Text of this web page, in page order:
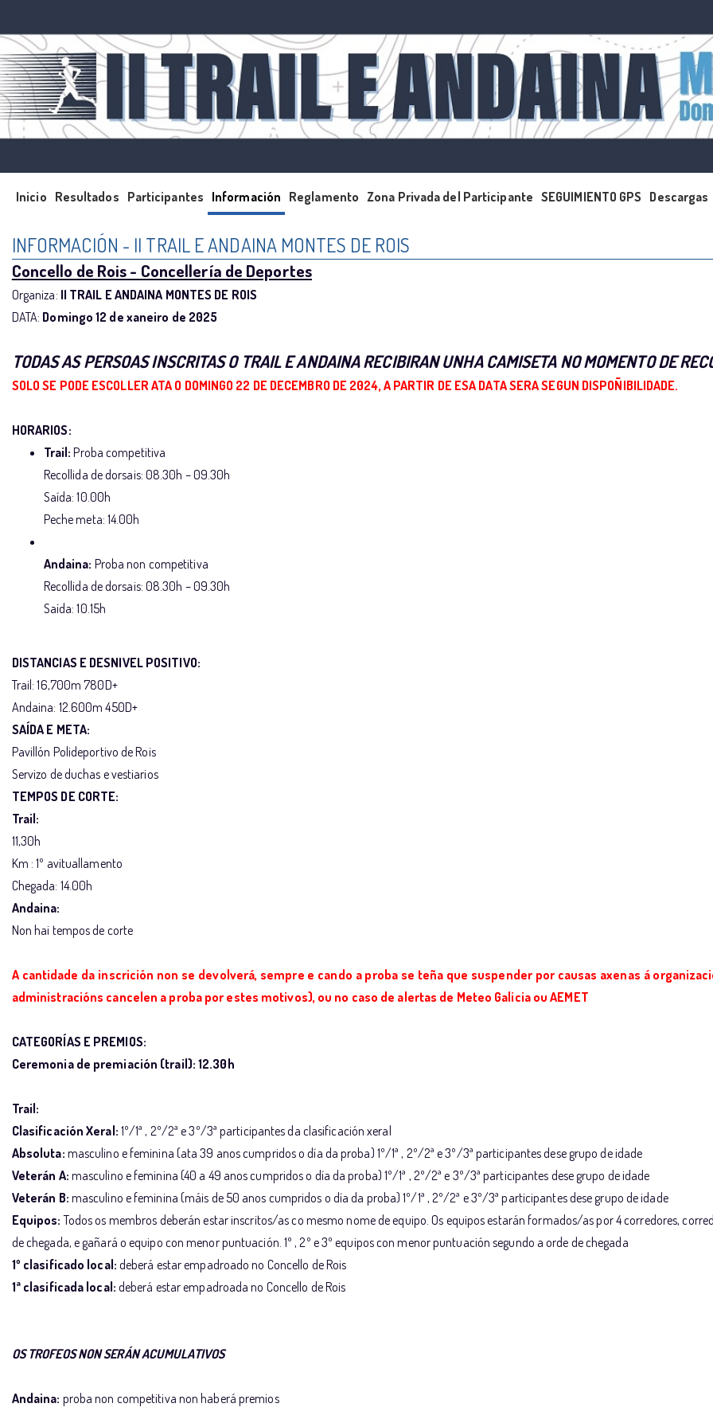
Inicio Resultados Participantes Información Reglamento Zona Privada del Participante SEGUIMIENTO GPS Descargas
INFORMACIÓN - II TRAIL E ANDAINA MONTES DE ROIS
Concello de Rois - Concellería de Deportes
Organiza: II TRAIL E ANDAINA MONTES DE ROIS
DATA: Domingo 12 de xaneiro de 2025
TODAS AS PERSOAS INSCRITAS O TRAIL E ANDAINA RECIBIRAN UNHA CAMISETA NO MOMENTO DE
SOLO SE PODE ESCOLLER ATA O DOMINGO 22 DE DECEMBRO DE 2024, A PARTIR DE ESA DATA SERA SEGUN DISPOÑIBILIDADE.
HORARIOS:
Trail: Proba competitiva
Recollida de dorsais: 08.30h – 09.30h
Saída: 10.00h
Peche meta: 14.00h
Andaina: Proba non competitiva
Recollida de dorsais: 08.30h – 09.30h
Saída: 10.15h
DISTANCIAS E DESNIVEL POSITIVO:
Trail: 16,700m 780D+
Andaina: 12.600m 450D+
SAÍDA E META:
Pavillón Polideportivo de Rois
Servizo de duchas e vestiarios
TEMPOS DE CORTE:
Trail:
11,30h
Km : 1º avituallamento
Chegada: 14.00h
Andaina:
Non hai tempos de corte
A cantidade da inscrición non se devolverá, sempre e cando a proba se teña que suspender por causas axenas á
administracións cancelen a proba por estes motivos), ou no caso de alertas de Meteo Galicia ou AEMET
CATEGORÍAS E PREMIOS:
Ceremonia de premiación (trail): 12.30h
Trail:
Clasificación Xeral: 1º/1ª , 2º/2ª e 3º/3ª participantes da clasificación xeral
Absoluta: masculino e feminina (ata 39 anos cumpridos o día da proba) 1º/1ª , 2º/2ª e 3º/3ª participantes dese grupo de idade
Veterán A: masculino e feminina (40 a 49 anos cumpridos o día da proba) 1º/1ª , 2º/2ª e 3º/3ª participantes dese grupo de idade
Veterán B: masculino e feminina (máis de 50 anos cumpridos o día da proba) 1º/1ª , 2º/2ª e 3º/3ª participantes dese grupo de idade
Equipos: Todos os membros deberán estar inscritos/as co mesmo nome de equipo. Os equipos estarán formados/as por 4 corredores,
de chegada, e gañará o equipo con menor puntuación. 1º , 2º e 3º equipos con menor puntuación segundo a orde de chegada
1º clasificado local: deberá estar empadroado no Concello de Rois
1ª clasificada local: deberá estar empadroada no Concello de Rois
OS TROFEOS NON SERÁN ACUMULATIVOS
Andaina: proba non competitiva non haberá premios